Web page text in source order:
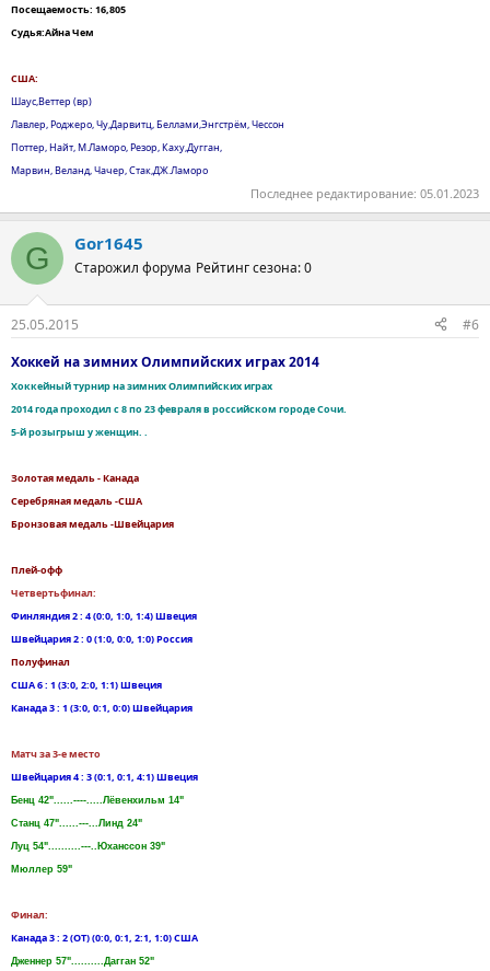
Посещаемость: 16,805
Судья:Айна Чем
США:
Шаус,Веттер (вр)
Лавлер, Роджеро, Чу,Дарвитц, Беллами,Энгстрём, Чессон
Поттер, Найт, М.Ламоро, Резор, Каху,Дугган,
Марвин, Веланд, Чачер, Стак,ДЖ.Ламоро
Последнее редактирование: 05.01.2023
G Gor1645
Старожил форума Рейтинг сезона: 0
25.05.2015
#6
Хоккей на зимних Олимпийских играх 2014
Хоккейный турнир на зимних Олимпийских играх
2014 года проходил с 8 по 23 февраля в российском городе Сочи.
5-й розыгрыш у женщин. .
Золотая медаль - Канада
Серебряная медаль -США
Бронзовая медаль -Швейцария
Плей-офф
Четвертьфинал:
Финляндия 2 : 4 (0:0, 1:0, 1:4) Швеция
Швейцария 2 : 0 (1:0, 0:0, 1:0) Россия
Полуфинал
США 6 : 1 (3:0, 2:0, 1:1) Швеция
Канада 3 : 1 (3:0, 0:1, 0:0) Швейцария
Матч за 3-е место
Швейцария 4 : 3 (0:1, 0:1, 4:1) Швеция
Бенц 42"......----.....Лёвенхильм 14"
Станц 47"......---...Линд 24"
Луц 54"..........---..Юханссон 39"
Мюллер 59"
Финал:
Канада 3 : 2 (OT) (0:0, 0:1, 2:1, 1:0) США
Дженнер 57"..........Дагган 52"